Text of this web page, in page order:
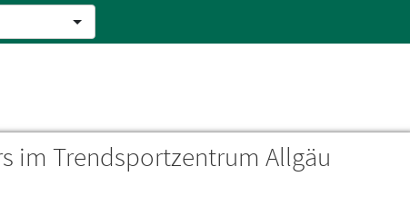
im Trendsportzentrum Allgäu